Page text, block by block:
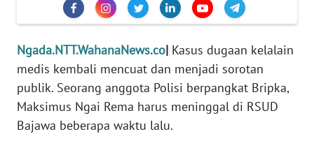
Ngada.NTT.WahanaNews.co| Kasus dugaan kelalain
medis kembali mencuat dan menjadi sorotan
publik. Seorang anggota Polisi berpangkat Bripka,
Maksimus Ngai Rema harus meninggal di RSUD
Bajawa beberapa waktu lalu.
INFO
IKLAN
TENTANG
KAMI